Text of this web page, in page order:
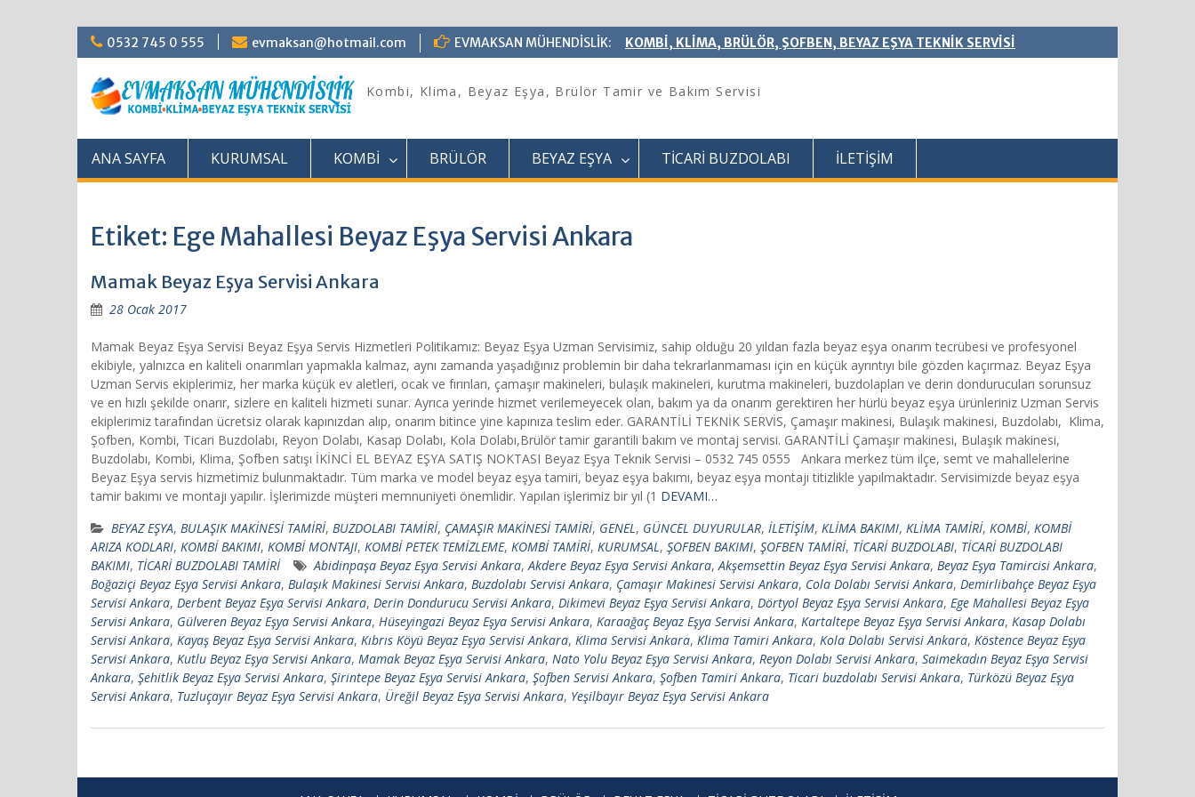
Skip
to
content
0532 745 0 555 evmaksan@hotmail.com EVMAKSAN MÜHENDİSLİK: KOMBİ, KLİMA, BRÜLÖR, ŞOFBEN, BEYAZ EŞYA TEKNİK SERVİSİ
Kombi, Klima, Beyaz Eşya, Brülör Tamir ve Bakım Servisi
ANA SAYFA KURUMSAL KOMBİ BRÜLÖR BEYAZ EŞYA TİCARİ BUZDOLABI İLETİŞİM
Etiket: Ege Mahallesi Beyaz Eşya Servisi Ankara
Mamak Beyaz Eşya Servisi Ankara
28 Ocak 2017
Mamak Beyaz Eşya Servisi Beyaz Eşya Servis Hizmetleri Politikamız: Beyaz Eşya Uzman Servisimiz, sahip olduğu 20 yıldan fazla beyaz eşya onarım tecrübesi ve profesyonel
ekibiyle, yalnızca en kaliteli onarımları yapmakla kalmaz, aynı zamanda yaşadığınız problemin bir daha tekrarlanmaması için en küçük ayrıntıyı bile gözden kaçırmaz. Beyaz Eşya
Uzman Servis ekiplerimiz, her marka küçük ev aletleri, ocak ve fırınları, çamaşır makineleri, bulaşık makineleri, kurutma makineleri, buzdolapları ve derin dondurucuları sorunsuz
ve en hızlı şekilde onarır, sizlere en kaliteli hizmeti sunar. Ayrıca yerinde hizmet verilemeyecek olan, bakım ya da onarım gerektiren her hürlü beyaz eşya ürünleriniz Uzman Servis
ekiplerimiz tarafından ücretsiz olarak kapınızdan alıp, onarım bitince yine kapınıza teslim eder. GARANTİLİ TEKNİK SERVİS, Çamaşır makinesi, Bulaşık makinesi, Buzdolabı, Klima,
Şofben, Kombi, Ticari Buzdolabı, Reyon Dolabı, Kasap Dolabı, Kola Dolabı,Brülör tamir garantili bakım ve montaj servisi. GARANTİLİ Çamaşır makinesi, Bulaşık makinesi,
Buzdolabı, Kombi, Klima, Şofben satışı İKİNCİ EL BEYAZ EŞYA SATIŞ NOKTASI Beyaz Eşya Teknik Servisi – 0532 745 0555 Ankara merkez tüm ilçe, semt ve mahallelerine
Beyaz Eşya servis hizmetimiz bulunmaktadır. Tüm marka ve model beyaz eşya tamiri, beyaz eşya bakımı, beyaz eşya montajı titizlikle yapılmaktadır. Servisimizde beyaz eşya
tamir bakımı ve montajı yapılır. İşlerimizde müşteri memnuniyeti önemlidir. Yapılan işlerimiz bir yıl (1 DEVAMI…
BEYAZ EŞYA, BULAŞIK MAKİNESİ TAMİRİ, BUZDOLABI TAMİRİ, ÇAMAŞIR MAKİNESİ TAMİRİ, GENEL, GÜNCEL DUYURULAR, İLETİŞİM, KLİMA BAKIMI, KLİMA TAMİRİ, KOMBİ, KOMBİ
ARIZA KODLARI, KOMBİ BAKIMI, KOMBİ MONTAJI, KOMBİ PETEK TEMİZLEME, KOMBİ TAMİRİ, KURUMSAL, ŞOFBEN BAKIMI, ŞOFBEN TAMİRİ, TİCARİ BUZDOLABI, TİCARİ BUZDOLABI
BAKIMI, TİCARİ BUZDOLABI TAMİRİ Abidinpaşa Beyaz Eşya Servisi Ankara,Akdere Beyaz Eşya Servisi Ankara,Akşemsettin Beyaz Eşya Servisi Ankara, Beyaz Eşya Tamircisi Ankara,
Boğaziçi Beyaz Eşya Servisi Ankara, Bulaşık Makinesi Servisi Ankara, Buzdolabı Servisi Ankara, Çamaşır Makinesi Servisi Ankara, Cola Dolabı Servisi Ankara, Demirlibahçe Beyaz Eşya
Servisi Ankara, Derbent Beyaz Eşya Servisi Ankara, Derin Dondurucu Servisi Ankara, Dikimevi Beyaz Eşya Servisi Ankara, Dörtyol Beyaz Eşya Servisi Ankara, Ege Mahallesi Beyaz Eşya
Servisi Ankara, Gülveren Beyaz Eşya Servisi Ankara, Hüseyingazi Beyaz Eşya Servisi Ankara, Karaağaç Beyaz Eşya Servisi Ankara, Kartaltepe Beyaz Eşya Servisi Ankara, Kasap Dolabı
Servisi Ankara, Kayaş Beyaz Eşya Servisi Ankara, Kıbrıs Köyü Beyaz Eşya Servisi Ankara, Klima Servisi Ankara, Klima Tamiri Ankara, Kola Dolabı Servisi Ankara, Köstence Beyaz Eşya
Servisi Ankara, Kutlu Beyaz Eşya Servisi Ankara, Mamak Beyaz Eşya Servisi Ankara, Nato Yolu Beyaz Eşya Servisi Ankara, Reyon Dolabı Servisi Ankara, Saimekadın Beyaz Eşya Servisi
Ankara, Şehitlik Beyaz Eşya Servisi Ankara, Şirintepe Beyaz Eşya Servisi Ankara, Şofben Servisi Ankara, Şofben Tamiri Ankara, Ticari buzdolabı Servisi Ankara, Türközü Beyaz Eşya
Servisi Ankara, Tuzluçayır Beyaz Eşya Servisi Ankara, Üreğil Beyaz Eşya Servisi Ankara, Yeşilbayır Beyaz Eşya Servisi Ankara